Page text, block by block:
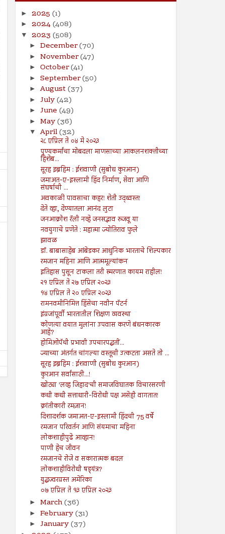
सूरह बनीइस्राईल : : ईशवाणी (दिव्य
7/26/2024
► 2025 (1)
► 2024(408)
▼ 2023 (508)
► December(70)
► November(47)
► October(41)
► September(50)
► August(37)
► July(42)
► June (49)
► May(36)
▼ April(32)
२८ एप्रिल ते ०४ मे २०२३
पुण्यकर्मांचा मोबदला माणसाच्या आकलनशक्तीच्या
हिशेब...
सूरह इब्रहिम : ईशवाणी (सुबोध कुरआन)
जमाअत-ए-इस्लामी हिंद निर्माण, सेवा आणि
संघर्षाची ...
अवकाळी पावसाचा कहर! शेती उद्ध्वस्त!
देते व्हा, देण्यातला आनंद लुटा
जनआक्रोश रॅली नव्हे जनसद्भाव रुजवू या
नवयुगाचे प्रणेते : महात्मा ज्योतिराव फुले
झावळ
डॉ. बाबासाहेब आंबेडकर आधुनिक भारताचे शिल्पकार
रमजान महिना आणि आत्ममूल्यांकन
इतिहास पुसून टाकला तरी स्मरणात कायम राहील!
२१ एप्रिल ते २७ एप्रिल २०२३
१४ एप्रिल ते २० एप्रिल २०२३
रामनवमीनिमित्त हिंसेचा नवीन पॅटर्न
इंग्रजांपूर्वी भारतातील शिक्षण व्यवस्था
कोणत्या वयात मुलांना उपवास करणे बंधनकारक
आहे?
होमिओपॅथी प्रभावी उपचारपद्धतीं...
ज्याच्या अंतर्गत चांगल्या वस्तूची उत्कटता असते तो ...
सूरह इब्रहिम : ईशवाणी (सुबोध कुरआन)
कुरआन सर्वांसाठी...!
खोट्या 'लव्ह जिहाद'ची समाजविघातक विचारसरणी
कधी कधी सत्ताधारी-विरोधी पक्ष असेही वागतात!
क्रांतीकारी रमज़ान!
दिशादर्शक जमाअत-ए-इस्लामी हिंदची 75 वर्षे
रमजान परिवर्तन आणि संयमाचा महिना
लोकशाहीपुढे आव्हान!
पाणी हेच जीवन
रमजानचे रोजे व सकारात्मक बदल
लोकशाहीविरोधी षड़्यंत्र?
युद्धज्वरग्रस्त अमेरिका
०७ एप्रिल ते १३ एप्रिल २०२३
► March(36)
► February(31)
► January(37)